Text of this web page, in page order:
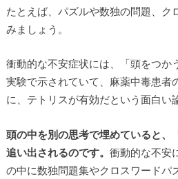
たとえば、パズルや数独の問題、ク
みましょう。
衝動的な不安症状には、「頭をつか
実験で示されていて、麻薬中毒患者
に、テトリスが有効だという面白い
頭の中を別の思考で埋めていると、
追い出されるのです。 衝動的な不安
の中に数独問題集やクロスワードパ